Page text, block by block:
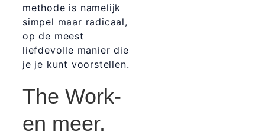
methode is namelijk
simpel maar radicaal,
op de meest
liefdevolle manier die
je je kunt voorstellen.
The Work-
en meer.